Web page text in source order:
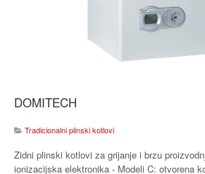
DOMITECH
Tradicionalni plinski kotlovi
Zidni plinski kotlovi za grijanje i brzu
ionizacijska elektronika - Modeli C: otvorena